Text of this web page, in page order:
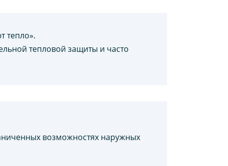
тепло».
тепловой защиты и часто
возможностях наружных